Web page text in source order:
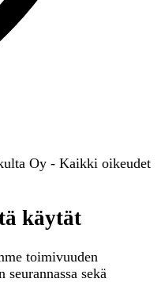
Oy - Kaikki oikeudet
käytät
toimivuuden
sekä